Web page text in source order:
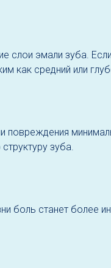
слои эмали зуба.
как средний или
повреждения
зуба.
боль станет более